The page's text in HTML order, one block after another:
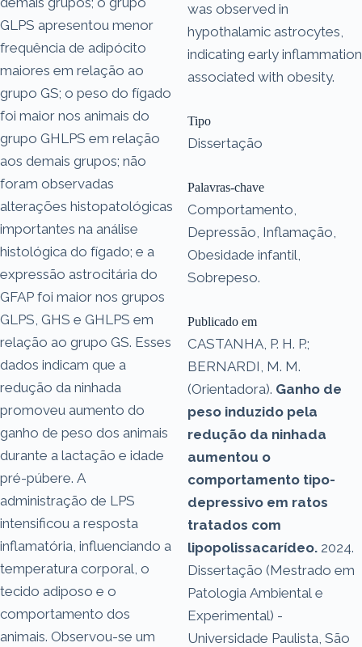
GLPS apresentou menor
frequência de adipócito
maiores em relação ao
grupo GS; o peso do fígado
foi maior nos animais do
grupo GHLPS em relação
aos demais grupos; não
foram observadas
alterações histopatológicas
importantes na análise
histológica do fígado; e a
expressão astrocitária do
GFAP foi maior nos grupos
GLPS, GHS e GHLPS em
relação ao grupo GS. Esses
dados indicam que a
redução da ninhada
promoveu aumento do
ganho de peso dos animais
durante a lactação e idade
pré-púbere. A
administração de LPS
intensificou a resposta
inflamatória, influenciando a
temperatura corporal, o
tecido adiposo e o
comportamento dos
animais. Observou-se um
was observed in
hypothalamic astrocytes,
indicating early inflammation
associated with obesity.
Tipo
Dissertação
Palavras-chave
Comportamento,
Depressão, Inflamação,
Obesidade infantil,
Sobrepeso.
Publicado em
CASTANHA, P. H. P.;
BERNARDI, M. M.
(Orientadora). Ganho de
peso induzido pela
redução da ninhada
aumentou o
comportamento tipo-
depressivo em ratos
tratados com
lipopolissacarídeo. 2024.
Dissertação (Mestrado em
Patologia Ambiental e
Experimental) -
Universidade Paulista, São